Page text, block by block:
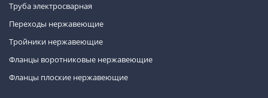
Труба электросварная
Переходы нержавеющие
Тройники нержавеющие
Фланцы воротниковые нержавеющие
Фланцы плоские нержавеющие